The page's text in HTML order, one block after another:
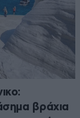
βράχια